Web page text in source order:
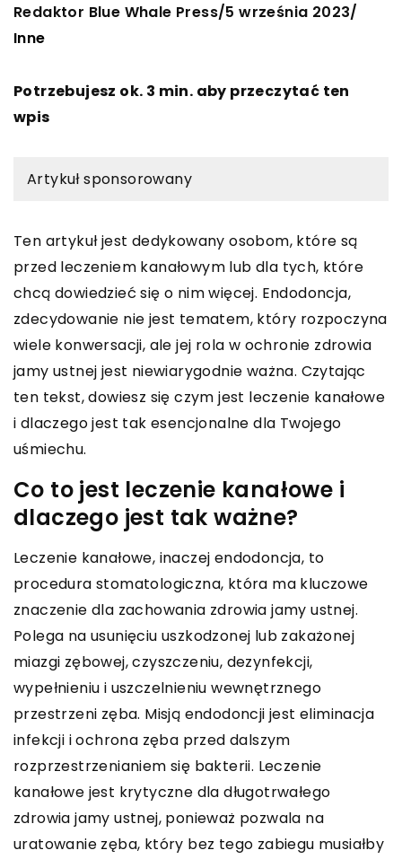
Redaktor Blue Whale Press/5 września 2023/
Inne
Potrzebujesz ok. 3 min. aby przeczytać ten
wpis
Artykuł sponsorowany
Ten artykuł jest dedykowany osobom, które są
przed leczeniem kanałowym lub dla tych, które
chcą dowiedzieć się o nim więcej. Endodoncja,
zdecydowanie nie jest tematem, który rozpoczyna
wiele konwersacji, ale jej rola w ochronie zdrowia
jamy ustnej jest niewiarygodnie ważna. Czytając
ten tekst, dowiesz się czym jest leczenie kanałowe
i dlaczego jest tak esencjonalne dla Twojego
uśmiechu.
Co to jest leczenie kanałowe i
dlaczego jest tak ważne?
Leczenie kanałowe, inaczej endodoncja, to
procedura stomatologiczna, która ma kluczowe
znaczenie dla zachowania zdrowia jamy ustnej.
Polega na usunięciu uszkodzonej lub zakażonej
miazgi zębowej, czyszczeniu, dezynfekcji,
wypełnieniu i uszczelnieniu wewnętrznego
przestrzeni zęba. Misją endodoncji jest eliminacja
infekcji i ochrona zęba przed dalszym
rozprzestrzenianiem się bakterii. Leczenie
kanałowe jest krytyczne dla długotrwałego
zdrowia jamy ustnej, ponieważ pozwala na
uratowanie zęba, który bez tego zabiegu musiałby